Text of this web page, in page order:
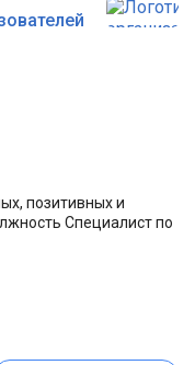
позитивных и
Специалист по